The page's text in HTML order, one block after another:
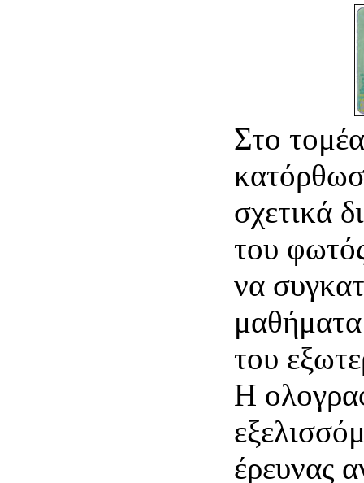
Στο
σχετικά
του
να
του
Η
έρευνας